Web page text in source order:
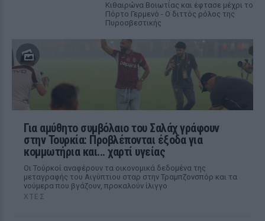
Κιθαιρώνα Βοιωτίας και έφτασε μέχρι το
Πόρτο Γερμενό - Ο διττός ρόλος της
Πυροσβεστικής
Για αμύθητο συμβόλαιο του Σαλάχ γράφουν
στην Τουρκία: Προβλέπονται έξοδα για
κομμωτήρια και... χαρτί υγείας
Οι Τούρκοί αναφέρουν τα οικονομικά δεδομένα της
μεταγραφής του Αιγύπτιου σταρ στην Τραμπζονσπόρ και τα
νούμερα που βγάζουν, προκαλούν ίλιγγο
ΧΤΕΣ